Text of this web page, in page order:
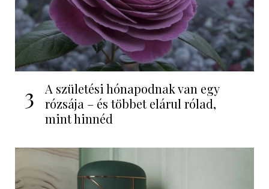
3
A születési hónapodnak van egy
rózsája – és többet elárul rólad,
mint hinnéd